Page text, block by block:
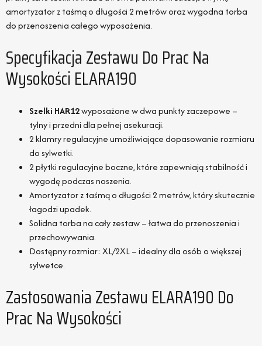
amortyzator z taśmą o długości 2 metrów oraz wygodna torba
do przenoszenia całego wyposażenia.
Specyfikacja Zestawu Do Prac Na
Wysokości ELARA190
Szelki HAR12wyposażone w dwa punkty zaczepowe –
tylny i przedni dla pełnej asekuracji.
2 klamry regulacyjne umożliwiające dopasowanie rozmiaru
do sylwetki.
2 płytki regulacyjne boczne, które zapewniają stabilność i
wygodę podczas noszenia.
Amortyzator z taśmą o długości 2 metrów, który skutecznie
łagodzi upadek.
Solidna torba na cały zestaw – łatwa do przenoszenia i
przechowywania.
Dostępny rozmiar: XL/2XL – idealny dla osób o większej
sylwetce.
Zastosowania Zestawu ELARA190 Do
Prac Na Wysokości